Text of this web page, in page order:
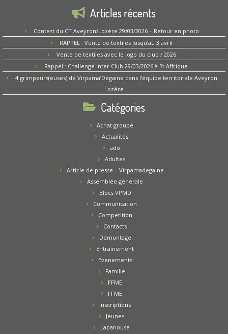
Articles récents
Contest du CT Aveyron/Lozère 29/03/2026 – Retour en photo
RAPPEL : Vente de textiles jusqu’au 3 avril
Vente de textiles avec le logo du club / 2026
Rappel : Challenge Inter Club 29/03/2026 à St Affrique
4 grimpeurs(euses) de Virpama’Dégaine dans l’équipe territoriale Aveyron
Lozère
Catégories
Achat groupé
Actualités
ado
Adultes
Article de presse – Virpamadegaine
Assemblée générale
Blocs VPMD
Communication
Competition
Contacts
Démontage
Entrainement
Evenements
Famille
FFME
FFME
inscriptions
Jeunes
Lapanouse